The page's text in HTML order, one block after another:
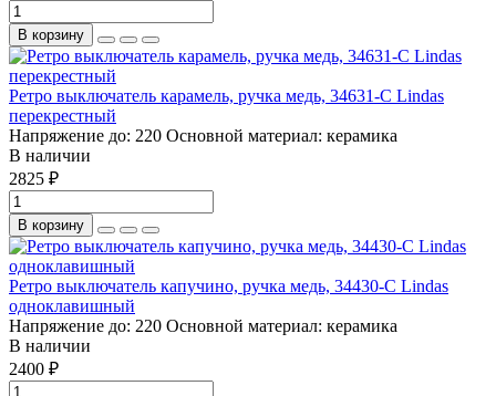
В корзину
Ретро выключатель карамель, ручка медь, 34631-C Lindas
перекрестный
Напряжение до: 220 Основной материал: керамика
В наличии
2825 ₽
В корзину
Ретро выключатель капучино, ручка медь, 34430-C Lindas
одноклавишный
Напряжение до: 220 Основной материал: керамика
В наличии
2400 ₽